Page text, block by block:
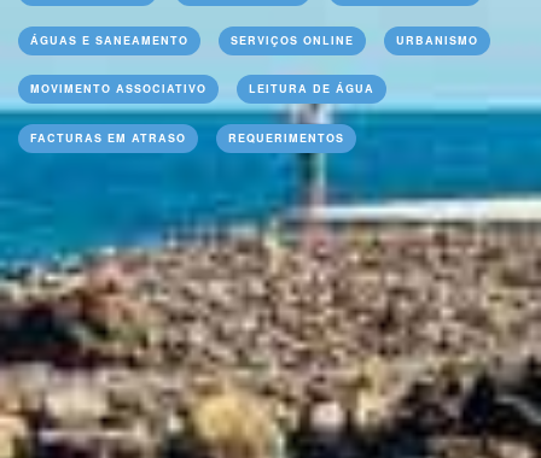
ÁGUAS E SANEAMENTO SERVIÇOS ONLINE URBANISMO
MOVIMENTO ASSOCIATIVO LEITURA DE ÁGUA
FACTURAS EM ATRASO REQUERIMENTOS